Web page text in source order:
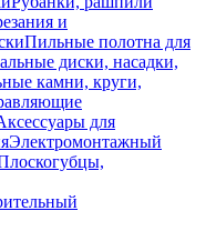
и
Пильные полотна для
диски, насадки,
камни, круги,
для
Электромонтажный